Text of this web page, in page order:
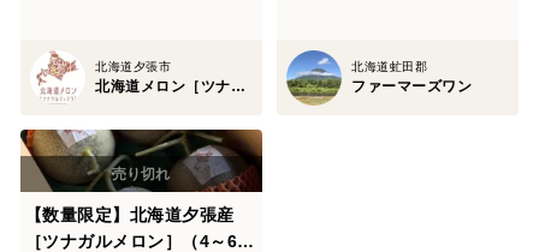
北海道夕張市
北海道メロン［ツナガルティアラ］
北海道虻田郡
ファーマーズワン
【数量限定】北海道夕張産
［ツナガルメロン］（4～6玉